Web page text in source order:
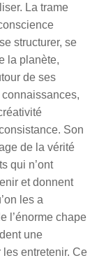
La trame
structurer, se
la planète,
de ses
Son
de la vérité
qui n’ont
et donnent
les a
l’énorme chape
une
entretenir. Ce